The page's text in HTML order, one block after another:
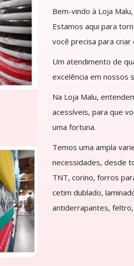
Bem-vindo à Loja
Estamos aqui para
você precisa para criar
Um atendimento de
excelência em nossos
Na Loja Malu,
acessíveis, para que
uma fortuna.
Temos uma ampla
necessidades, desde
TNT, corino, forros
cetim dublado,
antiderrapantes,